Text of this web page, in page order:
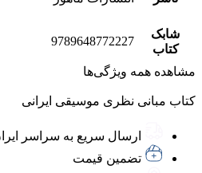
شابک
کتاب
9789648772227
مشاهده همه ویژگی‌ها
کتاب مبانی نظری موسیقی ایرانی
ارسال سریع به سراسر
تضمین قیمت